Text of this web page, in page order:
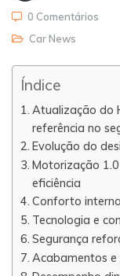
0 Comentários
Car News
Índice
Atualização do
referência no
Evolução do
Motorização
eficiência
Conforto
Tecnologia e
Segurança
Acabamentos e